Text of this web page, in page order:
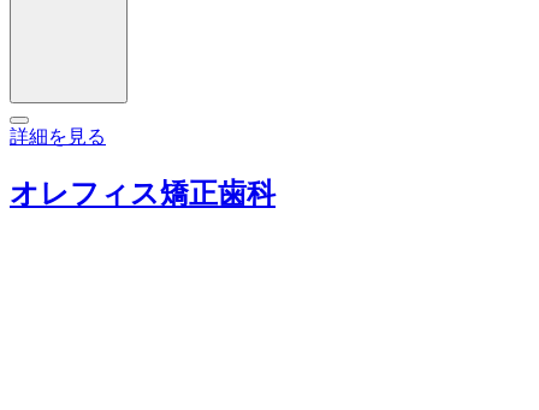
詳細を見る
オレフィス矯正歯科